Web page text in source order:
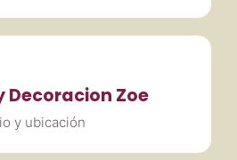
Decoracion Zoe
y ubicación